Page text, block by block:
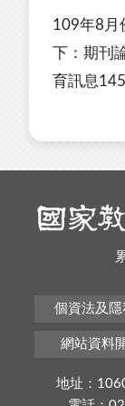
109年8月
下：期刊
育訊息
個資法及隱
網站資料
地址：